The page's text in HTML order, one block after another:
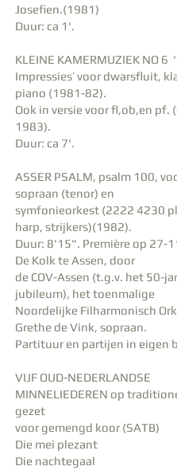
Josefien.(1981)
Duur: ca 1'.
KLEINE KAMERMUZIEK NO 6
Impressies’ voor dwarsfluit,
piano (1981-82).
Ook in versie voor fl,ob,en pf.
1983).
Duur: ca 7'.
ASSER PSALM, psalm 100,
sopraan (tenor) en
symfonieorkest (2222 4230
harp, strijkers)(1982).
Duur: 8'15". Première op 27-
De Kolk te Assen, door
de COV-Assen (t.g.v. het 50-
jubileum), het toenmalige
Noordelijke Filharmonisch
Grethe de Vink, sopraan.
Partituur en partijen in eigen
VIJF OUD-NEDERLANDSE
MINNELIEDEREN op
gezet
voor gemengd koor (SATB)
Die mei plezant
Die nachtegaal